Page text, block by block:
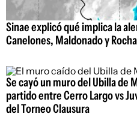
Sinae explicó qué implica la
Canelones, Maldonado y
Se cayó un muro del Ubilla de
partido entre Cerro Largo vs
del Torneo Clausura